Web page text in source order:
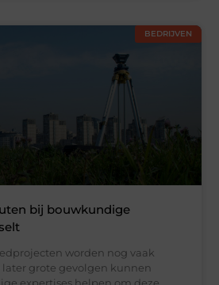
BEDRIJVEN
bij bouwkundige
worden nog vaak
grote gevolgen kunnen